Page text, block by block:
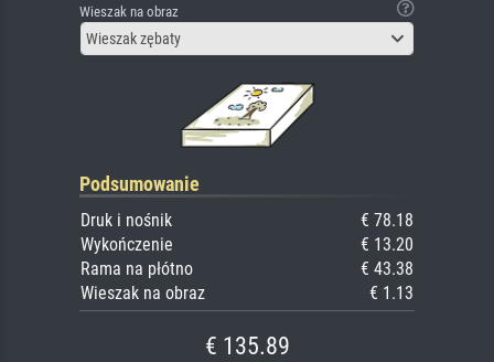
Wieszak na obraz
Wieszak zębaty
Podsumowanie
Druk i nośnik
€ 78.18
Wykończenie
€ 13.20
Rama na płótno
€ 43.38
Wieszak na obraz
€ 1.13
€ 135.89